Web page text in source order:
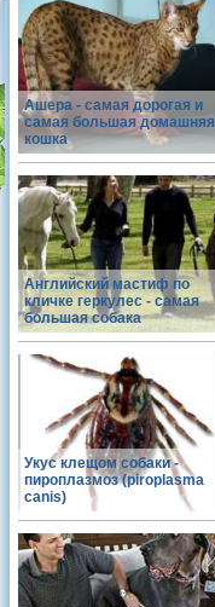
Ашера - самая дорогая и
самая большая домашняя
кошка
Английский мастиф по
кличке геркулес - самая
большая собака
Укус клещом собаки -
пироплазмоз (piroplasma
canis)